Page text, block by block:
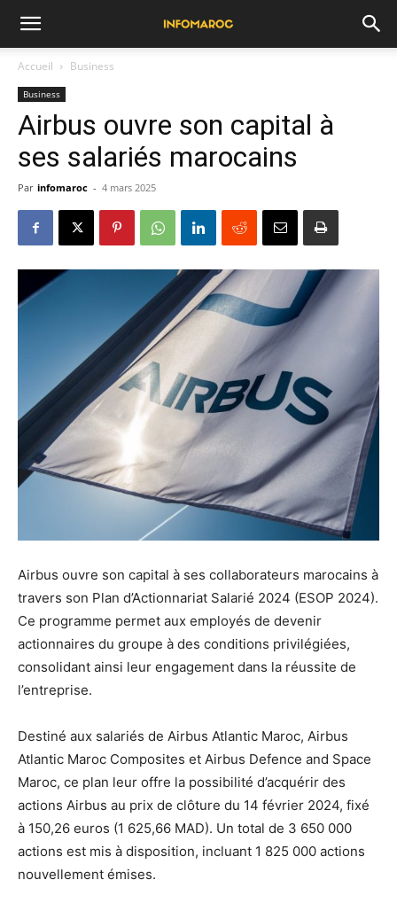
Accueil Business
Business
Airbus ouvre son capital à
ses salariés marocains
Par infomaroc - 4 mars 2025
Airbus ouvre son capital à ses collaborateurs marocains à
travers son Plan d’Actionnariat Salarié 2024 (ESOP 2024).
Ce programme permet aux employés de devenir
actionnaires du groupe à des conditions privilégiées,
consolidant ainsi leur engagement dans la réussite de
l’entreprise.
Destiné aux salariés de Airbus Atlantic Maroc, Airbus
Atlantic Maroc Composites et Airbus Defence and Space
Maroc, ce plan leur offre la possibilité d’acquérir des
actions Airbus au prix de clôture du 14 février 2024, fixé
à 150,26 euros (1 625,66 MAD). Un total de 3 650 000
actions est mis à disposition, incluant 1 825 000 actions
nouvellement émises.